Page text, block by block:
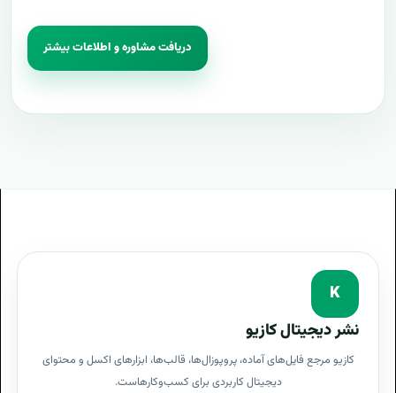
دریافت مشاوره و اطلاعات بیشتر
K
نشر دیجیتال کازیو
کازیو مرجع فایل‌های آماده، پروپوزال‌ها، قالب‌ها، ابزارهای اکسل و محتوای
دیجیتال کاربردی برای کسب‌وکارهاست.